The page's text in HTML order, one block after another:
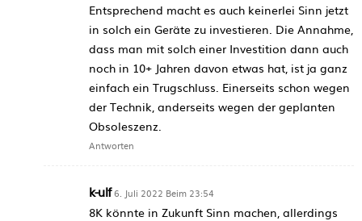
Entsprechend macht es auch keinerlei Sinn jetzt
in solch ein Geräte zu investieren. Die Annahme,
dass man mit solch einer Investition dann auch
noch in 10+ Jahren davon etwas hat, ist ja ganz
einfach ein Trugschluss. Einerseits schon wegen
der Technik, anderseits wegen der geplanten
Obsoleszenz.
Antworten
k-ulf 6. Juli 2022 Beim 23:54
8K könnte in Zukunft Sinn machen, allerdings